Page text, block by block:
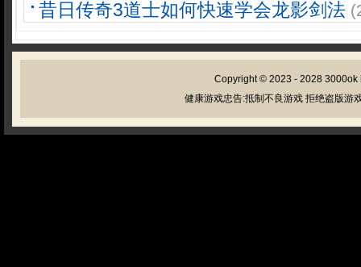
昔日传奇3道士如何快速学会龙影剑法
Copyright © 2023 - 2028 3000ok
健康游戏忠告:抵制不良游戏 拒绝盗版游